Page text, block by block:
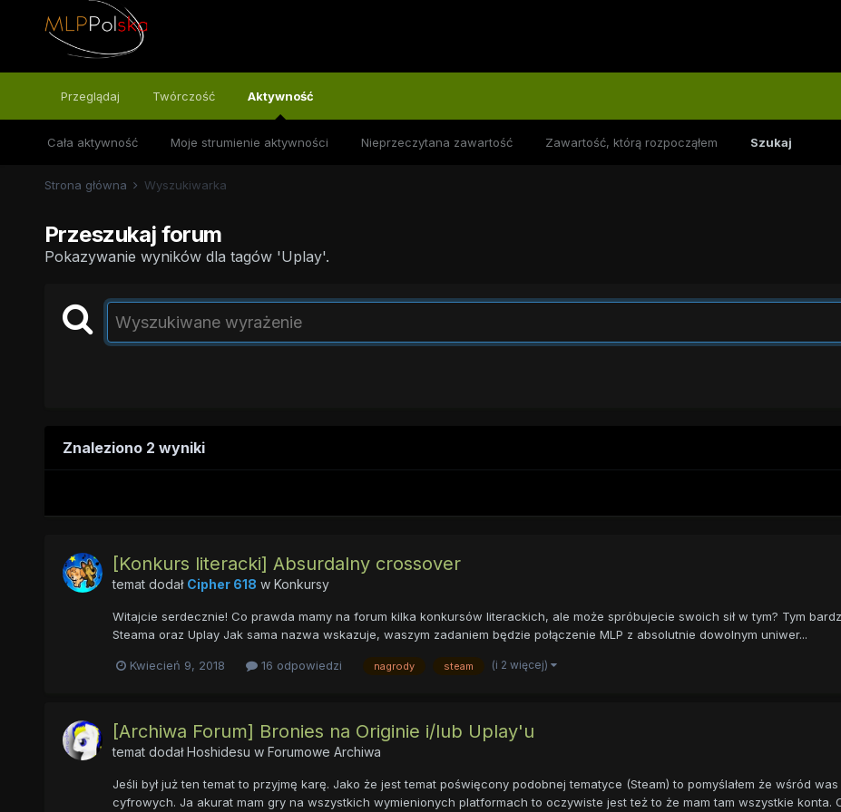
Przeglądaj Twórczość Aktywność
Cała aktywność Moje strumienie aktywności Nieprzeczytana zawartość Zawartość, którą rozpocząłem Szukaj
Strona główna Wyszukiwarka
Przeszukaj forum
Pokazywanie wyników dla tagów 'Uplay'.
Znaleziono 2 wyniki
[Konkurs literacki] Absurdalny crossover
temat dodał Cipher 618 w Konkursy
Witajcie serdecznie! Co prawda mamy na forum kilka konkursów literackich, ale może spróbujecie swoich sił w tym? Tym
Steama oraz Uplay Jak sama nazwa wskazuje, waszym zadaniem będzie połączenie MLP z absolutnie dowolnym uniwer...
Kwiecień 9, 2018 16 odpowiedzi nagrody steam (i 2 więcej)
[Archiwa Forum] Bronies na Originie i/lub Uplay'u
temat dodałHoshidesu w Forumowe Archiwa
Jeśli był już ten temat to przyjmę karę. Jako że jest temat poświęcony podobnej tematyce (Steam) to pomyślałem że wśród
cyfrowych. Ja akurat mam gry na wszystkich wymienionych platformach to oczywiste jest też to że mam tam wszystkie konta.